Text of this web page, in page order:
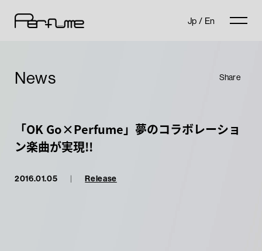
Jp / En
News Share
「OK Go×Perfume」夢のコラボレーショ
ン楽曲が実現!!
2016.01.05 | Release